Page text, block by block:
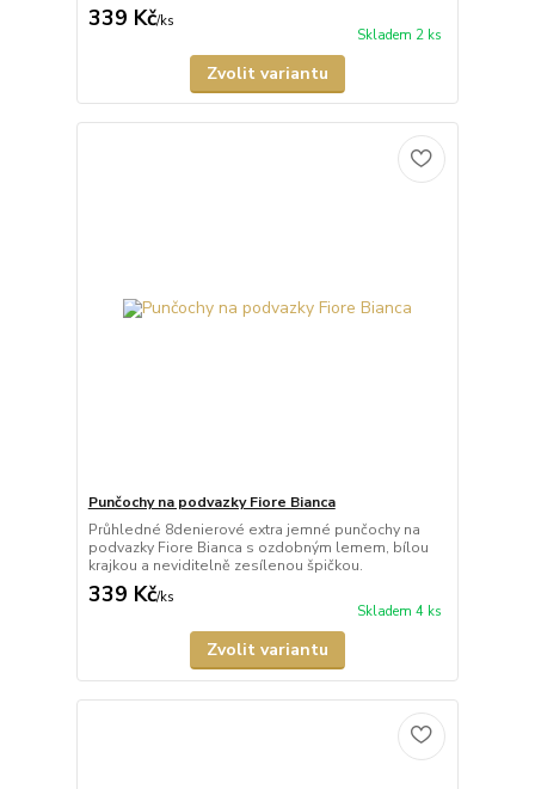
339 Kč/ks
Skladem 2 ks
Zvolit variantu
Punčochy na podvazky Fiore Bianca
Průhledné 8denierové extra jemné punčochy na
podvazky Fiore Bianca s ozdobným lemem, bílou
krajkou a neviditelně zesílenou špičkou.
339 Kč/ks
Skladem 4 ks
Zvolit variantu